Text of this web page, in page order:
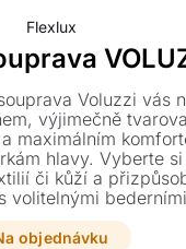
Flexlux
Voluzzi vás
výjimečně
maximálním
hlavy. Vyberte
či kůží a
volitelnými
svých představ.
objednávku